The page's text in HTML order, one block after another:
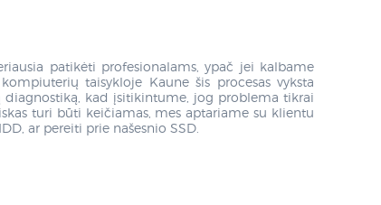
patikėti profesionalams, ypač jei kalbame
taisykloje Kaune šis procesas vyksta
diagnostiką, kad įsitikintume, jog problema tikrai
turi būti keičiamas, mes aptariame su klientu
ar pereiti prie našesnio SSD.